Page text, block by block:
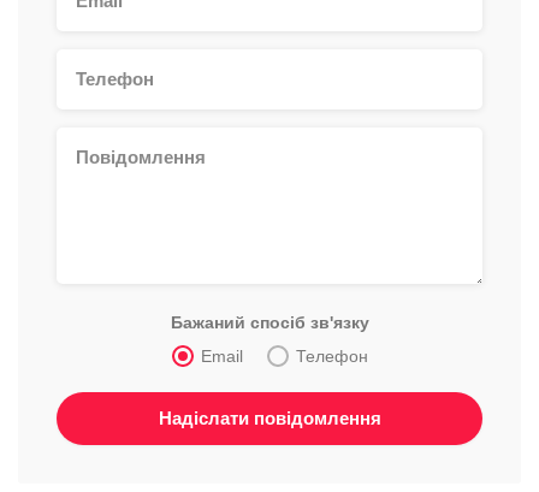
Бажаний спосіб зв'язку
Email
Телефон